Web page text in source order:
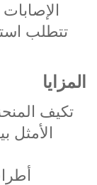
تتطلب
المزايا
تكيف
الأمثل